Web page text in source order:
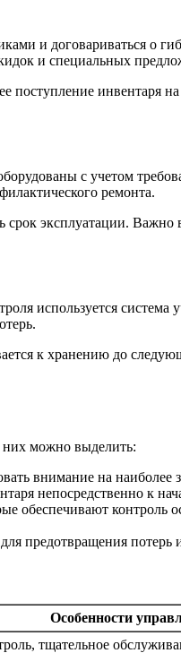
и договариваться о
и специальных
поступление инвентаря
с учетом
ремонта.
срок эксплуатации.
используется
к хранению до
них можно выделить:
внимание на наиболее
непосредственно к
контроль
предотвращения потерь
Особенности
тщательное